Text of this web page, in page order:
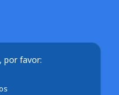
por favor: